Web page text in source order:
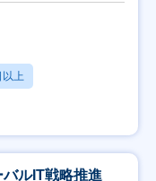
上
ルIT戦略推進